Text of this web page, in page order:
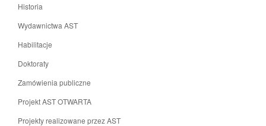
Historia
Wydawnictwa AST
Habilitacje
Doktoraty
Zamówienia publiczne
Projekt AST OTWARTA
Projekty realizowane przez AST